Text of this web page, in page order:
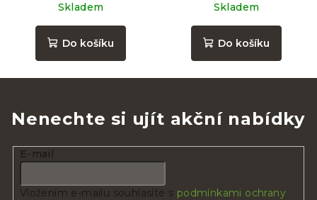
Skladem
Do košíku
Skladem
Do košíku
Nenechte si ujít akční nabídky
E-mail
Vložením e-mailu souhlasíte s podmínkami ochrany